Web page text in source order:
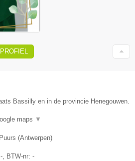
Bassilly en in de provincie Henegouwen.
maps ▼
Puurs (Antwerpen)
-, BTW-nr: -